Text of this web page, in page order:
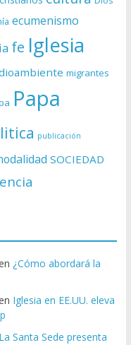
ecumenismo
fe Iglesia
migrantes
Papa
publicación
SOCIEDAD
¿Cómo abordará la
Iglesia en EE.UU. eleva
La Santa Sede presenta